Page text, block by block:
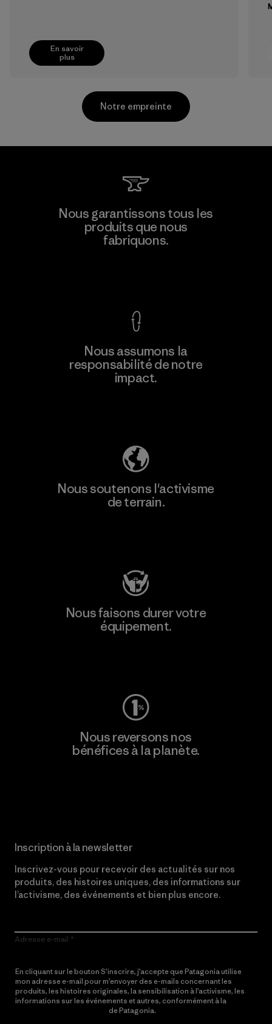
En savoir
plus
plus
Greentech Headgear Company
Limited - Chau Duc
Notre empreinte
Nous garantissons tous les
produits que nous
fabriquons.
Nous assumons la
responsabilité de notre
impact.
Nous soutenons l'activisme
de terrain.
Nous faisons durer votre
équipement.
Nous reversons nos
bénéfices à la planète.
Inscription à la newsletter
Inscrivez-vous pour recevoir des actualités sur nos
produits, des histoires uniques, des informations sur
l’activisme, des événements et bien plus encore.
Adresse e-mail
En cliquant sur le bouton S’inscrire, j’accepte que Patagonia utilise
mon adresse e-mail pour m’envoyer des e-mails concernant les
produits, les histoires originales, la sensibilisation à l’activisme, les
informations sur les événements et autres, conformément à la
de Patagonia.